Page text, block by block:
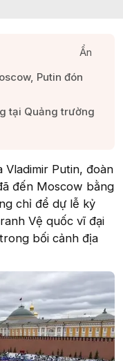
Ẩn
Putin đón
tại Quảng trường
Vladimir Putin, đoàn
đến Moscow bằng
chỉ để dự lễ kỷ
Vệ quốc vĩ đại
bối cảnh địa